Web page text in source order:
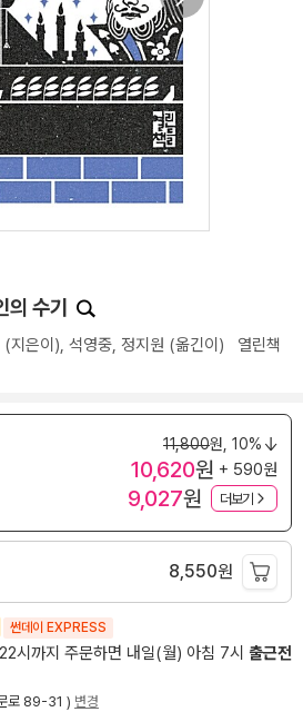
수기
(지은이), 석영중, 정지원 (옮긴이) 열린책
11,800원, 10%
10,620원 + 590원
9,027원 더보기
8,550원
썬데이 EXPRESS
시까지 주문하면 내일(월) 아침 7시 출근전
로 89-31 ) 변경